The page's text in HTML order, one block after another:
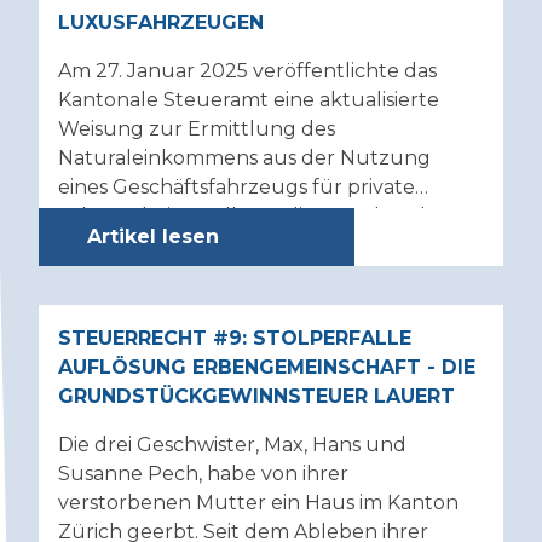
Rechnungswesen
LUXUSFAHRZEUGEN
Am 27. Januar 2025 veröffentlichte das
Kantonale Steueramt eine aktualisierte
Weisung zur Ermittlung des
Naturaleinkommens aus der Nutzung
eines Geschäftsfahrzeugs für private
sowie zur Berechnung des Privatanteils an
Selbständigerwerbenden (ZStB Nr. 17.1).
Eine wesentliche Neuerung besteht darin,
dass die bisher nicht publizierte interne
Orientierungshilfe Luxuswagen nun
aufgenommen wurde.
Artikel lesen
STEUERRECHT #9: STOLPERFALLE
AUFLÖSUNG ERBENGEMEINSCHAFT - DIE
GRUNDSTÜCKGEWINNSTEUER LAUERT
Die drei Geschwister, Max, Hans und
Susanne Pech, habe von ihrer
verstorbenen Mutter ein Haus im Kanton
Zürich geerbt. Seit dem Ableben ihrer